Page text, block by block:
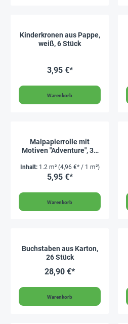
Kinderkronen aus Pappe,
weiß, 6 Stück
3,95 €*
Warenkorb
Malpapierrolle mit
Motiven "Adventure", 30
Inhalt: 1.2 m² (4,96 €* / 1 m²)
5,95 €*
Warenkorb
Buchstaben aus Karton,
26 Stück
28,90 €*
Warenkorb